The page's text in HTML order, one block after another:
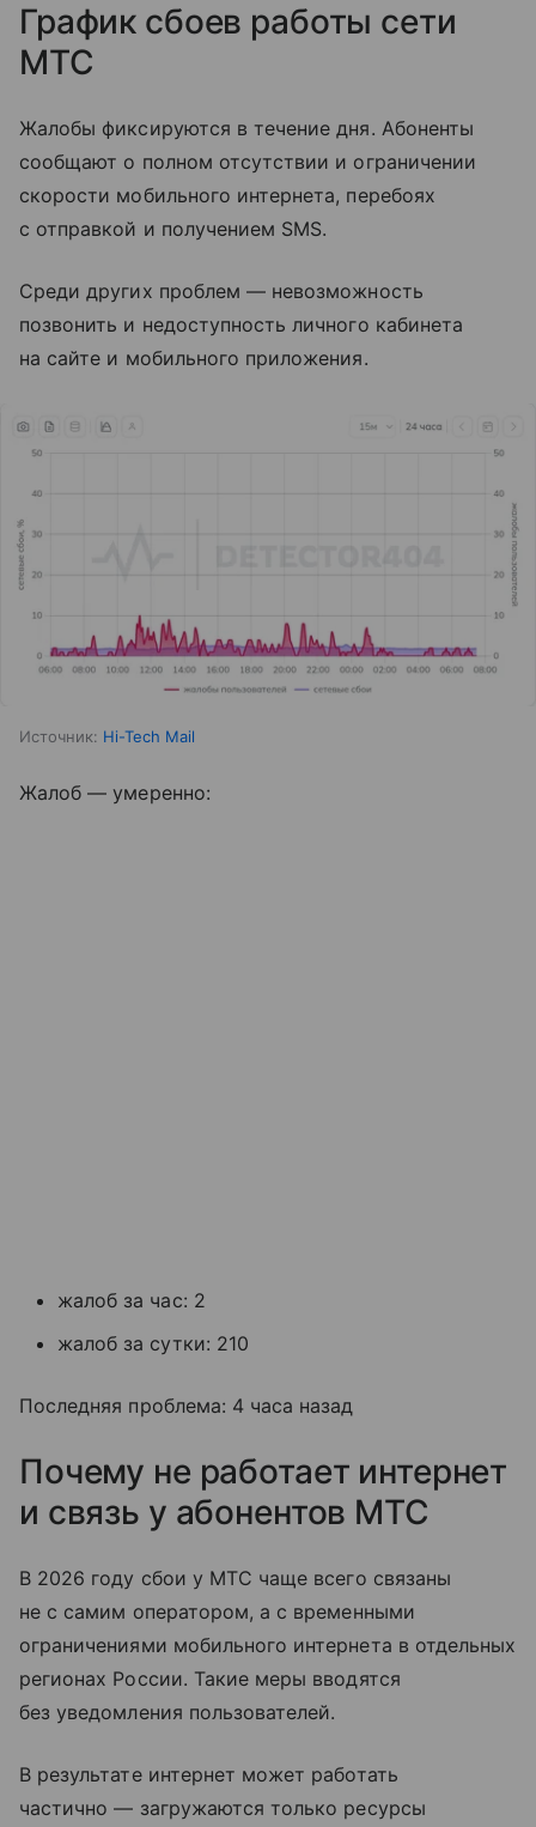
График сбоев работы сети
МТС
Жалобы фиксируются в течение дня. Абоненты
сообщают о полном отсутствии и ограничении
скорости мобильного интернета, перебоях
с отправкой и получением SMS.
Среди других проблем — невозможность
позвонить и недоступность личного кабинета
на сайте и мобильного приложения.
Источник: Hi-Tech Mail
Жалоб — умеренно:
жалоб за час: 2
жалоб за сутки: 210
Последняя проблема: 4 часа назад
Почему не работает интернет
и связь у абонентов МТС
В 2026 году сбои у МТС чаще всего связаны
не с самим оператором, а с временными
ограничениями мобильного интернета в отдельных
регионах России. Такие меры вводятся
без уведомления пользователей.
В результате интернет может работать
частично — загружаются только ресурсы